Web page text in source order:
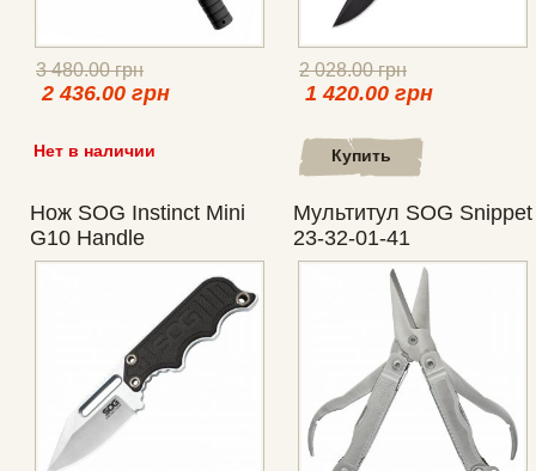
3 480.00 грн
2 436.00 грн
Нет в наличии
2 028.00 грн
1 420.00 грн
Купить
Нож SOG Instinct Mini
G10 Handle
Мультитул SOG Snippet
23-32-01-41